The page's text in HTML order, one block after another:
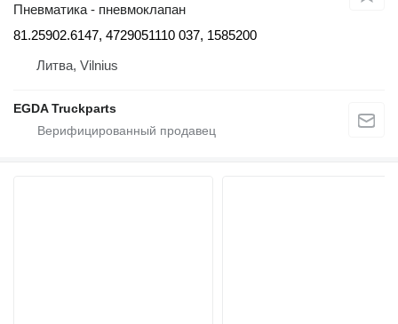
Пневматика - пневмоклапан
81.25902.6147, 4729051110 037, 1585200
Литва, Vilnius
EGDA Truckparts